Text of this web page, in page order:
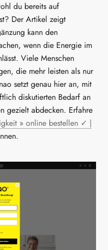
du bereits auf
Der Artikel zeigt
kann den
wenn die Energie im
Viele Menschen
die mehr leisten als nur
setzt genau hier an, mit
diskutierten Bedarf an
gezielt abdecken. Erfahre
» online bestellen ✓ |